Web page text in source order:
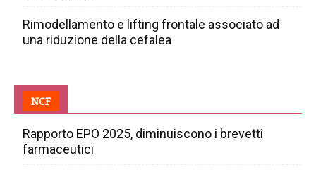
Rimodellamento e lifting frontale associato ad
una riduzione della cefalea
NCF
Rapporto EPO 2025, diminuiscono i brevetti
farmaceutici